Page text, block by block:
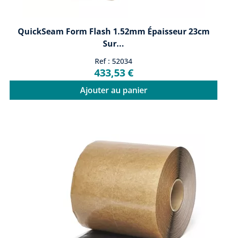
QuickSeam Form Flash 1.52mm Épaisseur 23cm
Sur...
Ref : 52034
433,53 €
Ajouter au panier